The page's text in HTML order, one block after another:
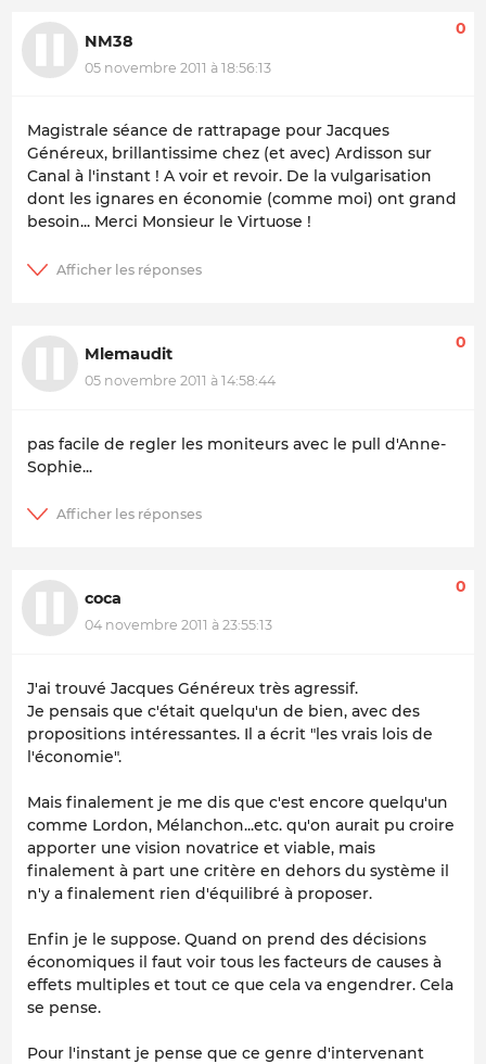
NM38
05 novembre 2011 à 18:56:13
0
Magistrale séance de rattrapage pour Jacques
Généreux, brillantissime chez (et avec) Ardisson sur
Canal à l'instant ! A voir et revoir. De la vulgarisation
dont les ignares en économie (comme moi) ont grand
besoin... Merci Monsieur le Virtuose !
Mlemaudit
05 novembre 2011 à 14:58:44
0
pas facile de regler les moniteurs avec le pull d'Anne-
Sophie...
coca
04 novembre 2011 à 23:55:13
0
J'ai trouvé Jacques Généreux très agressif.
Je pensais que c'était quelqu'un de bien, avec des
propositions intéressantes. Il a écrit "les vrais lois de
l'économie".
Mais finalement je me dis que c'est encore quelqu'un
comme Lordon, Mélanchon...etc. qu'on aurait pu croire
apporter une vision novatrice et viable, mais
finalement à part une critère en dehors du système il
n'y a finalement rien d'équilibré à proposer.
Enfin je le suppose. Quand on prend des décisions
économiques il faut voir tous les facteurs de causes à
effets multiples et tout ce que cela va engendrer. Cela
se pense.
Pour l'instant je pense que ce genre d'intervenant